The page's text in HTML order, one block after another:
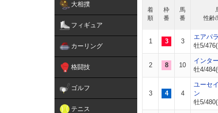
大相撲
フィギュア
カーリング
格闘技
ゴルフ
テニス
着
順
枠
番
馬
番
性齢/
1 3 3
エアパ
牡5/
2 8 10
インタ
牡4/
3 4 4
ユーセ
ン
牡5/